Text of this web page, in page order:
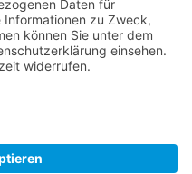
über gesellschaftliche
aus. Im Sinne des
die Chance, wertvolle
und Beruf nutzen können.